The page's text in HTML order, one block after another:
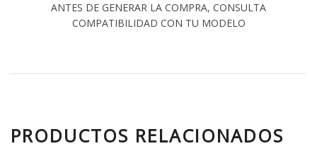
ANTES DE GENERAR LA COMPRA, CONSULTA
COMPATIBILIDAD CON TU MODELO
PRODUCTOS RELACIONADOS